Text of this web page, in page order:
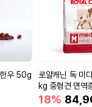
우 50g
로얄캐닌 독 미
kg 중형견 면역
18%